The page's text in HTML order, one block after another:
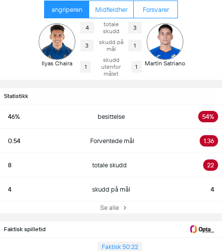
angriperen Midfieldher Forsvarer
Ilyas Chaira
4
totale
skudd
3
3
skudd på
mål
1
1
skudd
utenfor
målet
1 Martín Satriano
Statistikk
46% besittelse 54%
0.54 Forventede mål 1.36
8 totale skudd 22
4 skudd på mål 4
Se alle
Faktisk spilletid
Faktisk 50:22